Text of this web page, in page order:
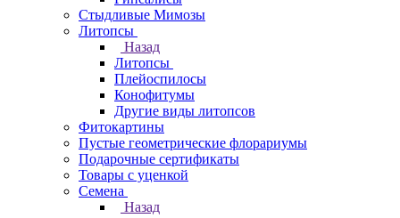
Стыдливые Мимозы
Литопсы
Назад
Литопсы
Плейоспилосы
Конофитумы
Другие виды литопсов
Фитокартины
Пустые геометрические флорариумы
Подарочные сертификаты
Товары с уценкой
Семена
Назад